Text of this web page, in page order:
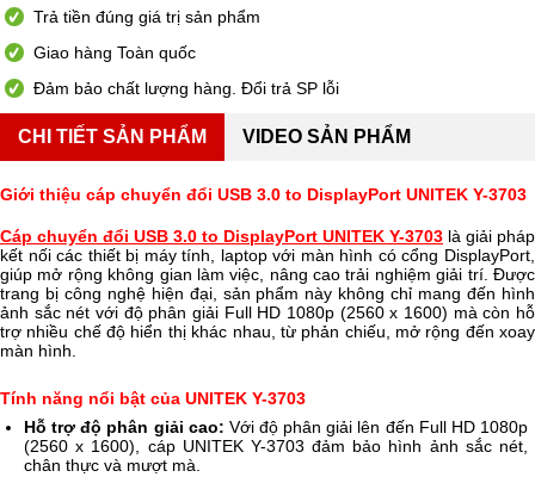
Trả tiền đúng giá trị sản phẩm
Giao hàng Toàn quốc
Đảm bảo chất lượng hàng. Đổi trả SP lỗi
CHI TIẾT SẢN PHẨM VIDEO SẢN PHẨM
Giới thiệu cáp chuyển đổi USB 3.0 to DisplayPort UNITEK Y-3703
Cáp chuyển đổi USB 3.0 to DisplayPort UNITEK Y-3703 là giải pháp
kết nối các thiết bị máy tính, laptop với màn hình có cổng DisplayPort,
giúp mở rộng không gian làm việc, nâng cao trải nghiệm giải trí. Được
trang bị công nghệ hiện đại, sản phẩm này không chỉ mang đến hình
ảnh sắc nét với độ phân giải Full HD 1080p (2560 x 1600) mà còn hỗ
trợ nhiều chế độ hiển thị khác nhau, từ phản chiếu, mở rộng đến xoay
màn hình.
Tính năng nổi bật của UNITEK Y-3703
Hỗ trợ độ phân giải cao: Với độ phân giải lên đến Full HD 1080p
(2560 x 1600), cáp UNITEK Y-3703 đảm bảo hình ảnh sắc nét,
chân thực và mượt mà.